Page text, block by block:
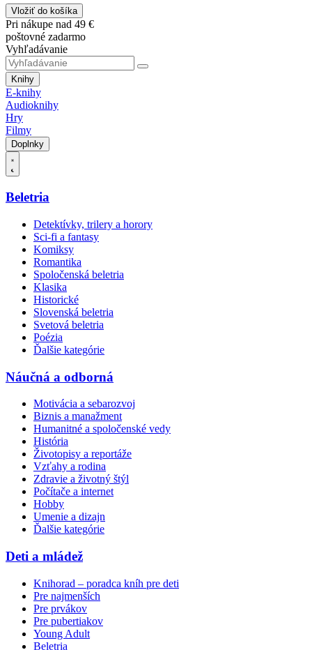
Vložiť do košíka
Pri nákupe nad 49 €
poštovné zadarmo
Vyhľadávanie
Knihy
E-knihy
Audioknihy
Hry
Filmy
Doplnky
Beletria
Detektívky, trilery a horory
Sci-fi a fantasy
Komiksy
Romantika
Spoločenská beletria
Klasika
Historické
Slovenská beletria
Svetová beletria
Poézia
Ďalšie kategórie
Náučná a odborná
Motivácia a sebarozvoj
Biznis a manažment
Humanitné a spoločenské vedy
História
Životopisy a reportáže
Vzťahy a rodina
Zdravie a životný štýl
Počítače a internet
Hobby
Umenie a dizajn
Ďalšie kategórie
Deti a mládež
Knihorad – poradca kníh pre deti
Pre najmenších
Pre prvákov
Pre pubertiakov
Young Adult
Beletria